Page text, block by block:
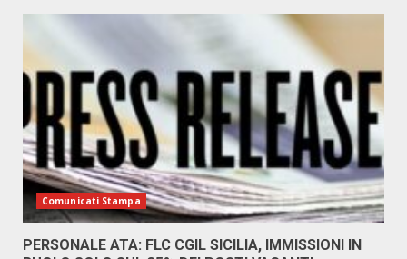
Comunicati Stampa
PERSONALE ATA: FLC CGIL SICILIA, IMMISSIONI IN